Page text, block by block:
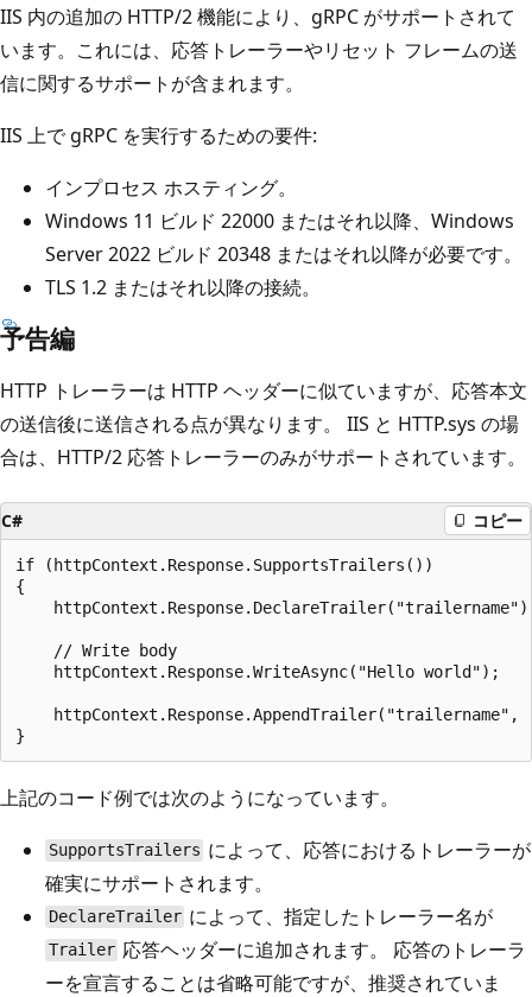
IIS 内の追加の HTTP/2 機能により、gRPC がサポートされて
います。これには、応答トレーラーやリセット フレームの送
信に関するサポートが含まれます。
IIS 上で gRPC を実行するための要件:
インプロセス ホスティング。
Windows 11 ビルド 22000 またはそれ以降、Windows
Server 2022 ビルド 20348 またはそれ以降が必要です。
TLS 1.2 またはそれ以降の接続。
予告編
HTTP トレーラーは HTTP ヘッダーに似ていますが、応答本文
の送信後に送信される点が異なります。 IIS と HTTP.sys の場
合は、HTTP/2 応答トレーラーのみがサポートされています。
C# コピー
if (httpContext.Response.SupportsTrailers())
{
    // Write body
    httpContext.Response.WriteAsync("Hello world");
httpContext.Response.AppendTrailer("trailername",
上記のコード例では次のようになっています。
SupportsTrailers によって、応答におけるトレーラーが
確実にサポートされます。
DeclareTrailer によって、指定したトレーラー名が
Trailer 応答ヘッダーに追加されます。 応答のトレーラ
ーを宣言することは省略可能ですが、推奨されていま